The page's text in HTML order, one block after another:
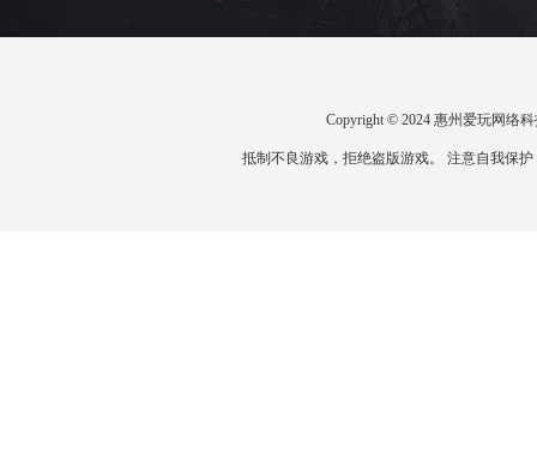
Copyright © 2024 惠州爱玩网络
抵制不良游戏，拒绝盗版游戏。 注意自我保